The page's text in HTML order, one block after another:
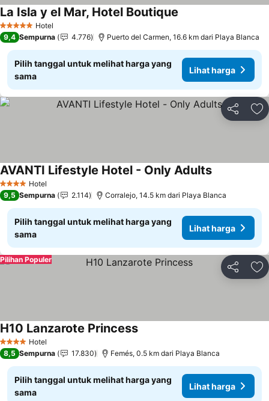
5 Bintang Hotel
La Isla y el Mar, Hotel Boutique
9,4 Sempurna 4.776 Puerto del Carmen, 16.6 km dari Playa Blanca
Pilih tanggal untuk melihat harga yang
sama
Lihat harga
Bagikan
4 BintangHotel
AVANTI Lifestyle Hotel - Only AdultsLihat harga
9,5 Sempurna 2.114 Corralejo, 14.5 km dari Playa Blanca
Pilih tanggal untuk melihat harga yang
sama
Lihat harga
Bagikan
Pilihan Populer
4 BintangHotel
H10 Lanzarote PrincessLihat harga
8,5 Sempurna 17.830 Femés, 0.5 km dari Playa Blanca
Pilih tanggal untuk melihat harga yang
sama
Lihat harga